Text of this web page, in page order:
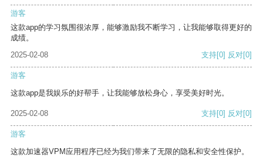
游客
这款app的学习氛围很浓厚，能够激励我不断学习，让我能够取得更好的
成绩。
2025-02-08
支持[0] 反对[0]
游客
这款app是我娱乐的好帮手，让我能够放松身心，享受美好时光。
2025-02-08 支持[0] 反对[0]
游客
这款加速器VPM应用程序已经为我们带来了无限的隐私和安全性保护。